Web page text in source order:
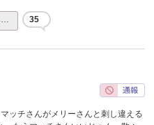
35
ッチさんがメリーさんと刺し違える